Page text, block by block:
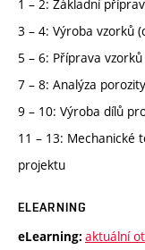
1 – 2: Základní
3 – 4: Výroba vzorků
5 – 6: Příprava
7 – 8: Analýza
9 – 10: Výroba dílů
11 – 13: Mechanické
projektu
ELEARNING
eLearning: aktuální